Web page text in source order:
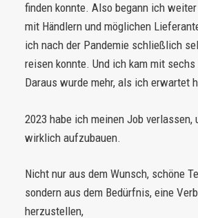
finden konnte. Also begann ich
mit Händlern und möglichen
ich nach der Pandemie schließlich
reisen konnte. Und ich kam mit
Daraus wurde mehr, als ich erwartet
2023 habe ich meinen Job verlassen,
wirklich aufzubauen.
Nicht nur aus dem Wunsch, schöne
sondern aus dem Bedürfnis, eine
herzustellen,